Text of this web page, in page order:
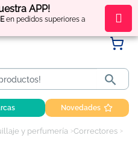
APP!
en pedidos superiores a
puntos por tus compras

Novedades
y perfumería Correctores